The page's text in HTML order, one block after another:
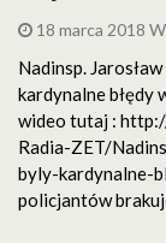
18 marca 2018
Nadinsp.
kardynalne błędy
wideo tutaj :
Radia-ZET/
byly-kardynalne-
policjantów